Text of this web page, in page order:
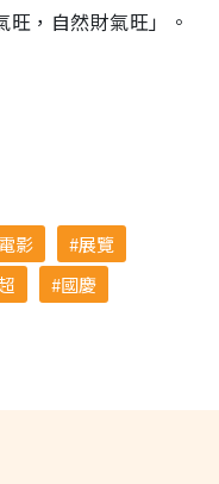
，自然財氣旺」。
電影
展覽
國慶